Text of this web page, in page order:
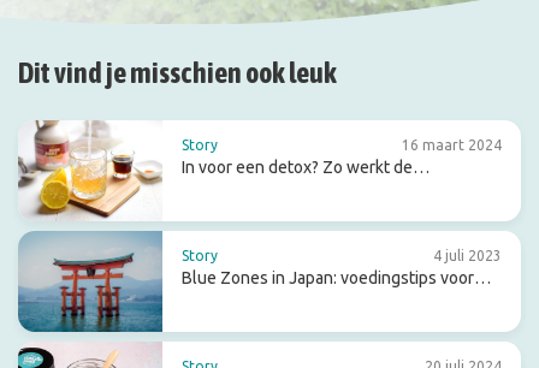
Dit vind je misschien ook leuk
Story 16 maart 2024
In voor een detox? Zo werkt de
Story 4 juli 2023
Blue Zones in Japan: voedingstips voor